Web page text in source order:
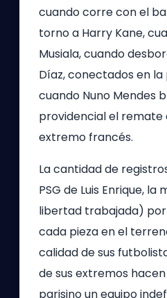
cuando corre con el
torno a Harry Kane,
Musiala, cuando
Díaz, conectados en
cuando Nuno Mendes
providencial el remate
extremo francés.
La cantidad de
PSG de Luis Enrique, la
libertad trabajada) por
cada pieza en el
calidad de sus
de sus extremos
parisino un equipo